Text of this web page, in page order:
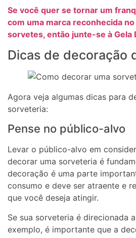
Se você quer se tornar um
com uma marca reconhecida
sorvetes, então junte-se à Gela
Dicas de decoração
Agora veja algumas dicas para
sorveteria:
Pense no público-alvo
Levar o público-alvo em
decorar uma sorveteria é
decoração é uma parte
consumo e deve ser atraente e
que você deseja atingir.
Se sua sorveteria é direcionada
exemplo, é importante que a